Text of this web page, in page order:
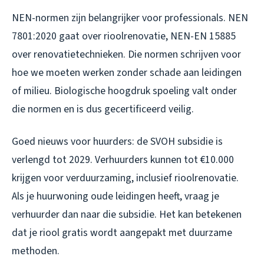
NEN-normen zijn belangrijker voor professionals. NEN
7801:2020 gaat over rioolrenovatie, NEN-EN 15885
over renovatietechnieken. Die normen schrijven voor
hoe we moeten werken zonder schade aan leidingen
of milieu. Biologische hoogdruk spoeling valt onder
die normen en is dus gecertificeerd veilig.
Goed nieuws voor huurders: de SVOH subsidie is
verlengd tot 2029. Verhuurders kunnen tot €10.000
krijgen voor verduurzaming, inclusief rioolrenovatie.
Als je huurwoning oude leidingen heeft, vraag je
verhuurder dan naar die subsidie. Het kan betekenen
dat je riool gratis wordt aangepakt met duurzame
methoden.